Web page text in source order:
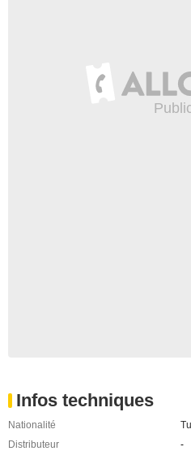
Infos techniques
Nationalité
Distributeur
-